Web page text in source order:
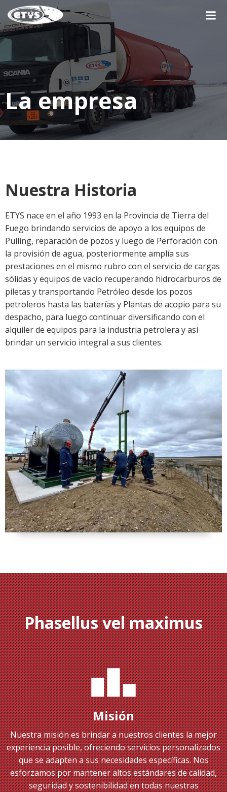
contenido
La empresa
Nuestra Historia
ETYS nace en el año 1993 en la Provincia de Tierra del
Fuego brindando servicios de apoyo a los equipos de
Pulling, reparación de pozos y luego de Perforación con
la provisión de agua, posteriormente amplía sus
prestaciones en el mismo rubro con el servicio de cargas
sólidas y equipos de vacío recuperando hidrocarburos de
piletas y transportando Petróleo desde los pozos
petroleros hasta las baterías y Plantas de acopio para su
despacho, para luego continuar diversificando con el
alquiler de equipos para la industria petrolera y así
brindar un servicio integral a sus clientes.
Phasellus vel maximus
Misión
Nuestra misión es brindar a nuestros clientes la mejor
experiencia posible, ofreciendo servicios personalizados
que se adapten a sus necesidades específicas. Nos
esforzamos por mantener altos estándares de calidad,
seguridad y sostenibilidad en todas nuestras